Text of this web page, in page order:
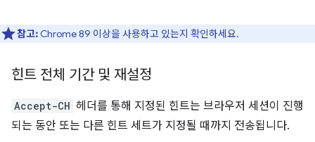
참고: Chrome 89 이상을 사용하고 있는지 확인하세요.
힌트 전체 기간 및 재설정
Accept-CH 헤더를 통해 지정된 힌트는 브라우저 세션이 진행
되는 동안 또는 다른 힌트 세트가 지정될 때까지 전송됩니다.